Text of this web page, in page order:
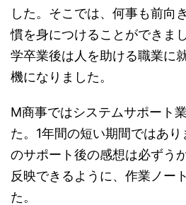
した。そこでは、何事も前向
慣を身につけることができま
学卒業後は人を助ける職業に
機になりました。
M商事ではシステムサポート
た。1年間の短い期間ではあ
のサポート後の感想は必ずう
反映できるように、作業ノー
た。